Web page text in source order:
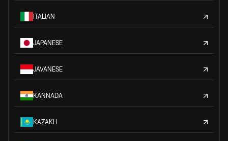
ITALIAN
JAPANESE
JAVANESE
KANNADA
KAZAKH